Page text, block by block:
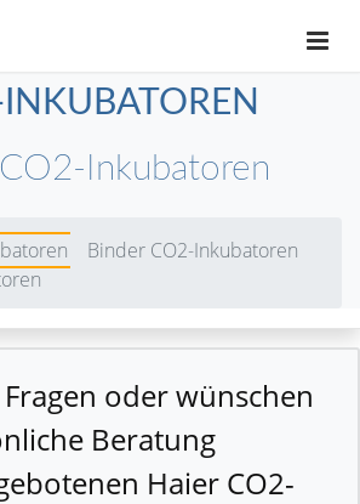
Inkubatoren
Binder CO2-Inkubatoren
oder wünschen
Beratung
Haier CO2-